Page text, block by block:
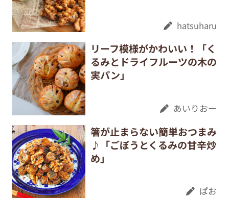
hatsuharu
リーフ模様がかわいい！「く
るみとドライフルーツの木の
実パン」
あいりおー
箸が止まらない簡単おつまみ
♪「ごぼうとくるみの甘辛炒
め」
ぱお